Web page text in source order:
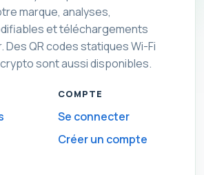
marque, analyses,
et téléchargements
Des QR codes statiques Wi-Fi
sont aussi disponibles.
COMPTE
Se connecter
Créer un compte